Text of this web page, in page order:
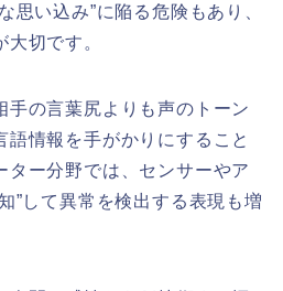
思い込み”に陥る危険もあり、
切です。
手の言葉尻よりも声のトーン
情報を手がかりにすること
ター分野では、センサーやア
”して異常を検出する表現も増